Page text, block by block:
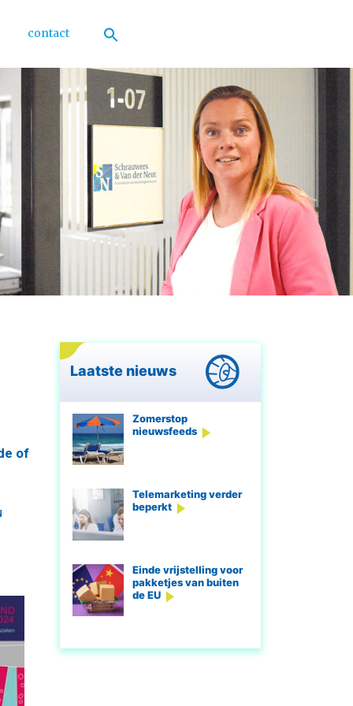
contact
of
Laatste nieuws
Zomerstop
nieuwsfeeds
Telemarketing verder
beperkt
Einde vrijstelling voor
pakketjes van buiten
de EU